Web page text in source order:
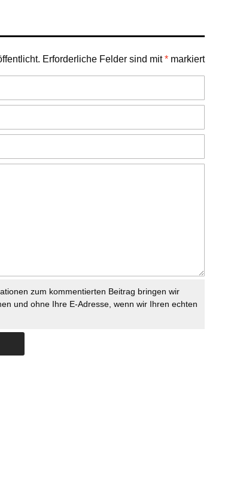
Erforderliche Felder sind mit* markiert
zum kommentierten Beitrag bringen wir
und ohne Ihre E-Adresse, wenn wir Ihren echten